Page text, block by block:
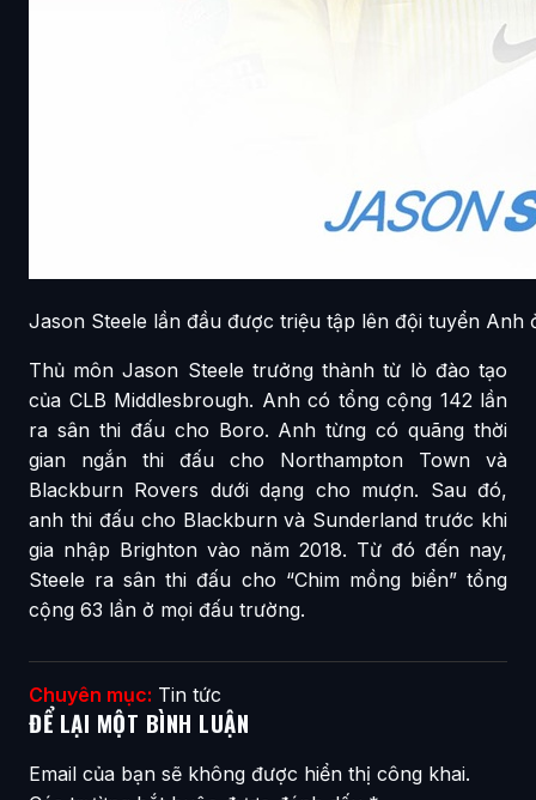
Jason Steele lần đầu được triệu tập lên đội tuyển Anh
Thủ môn Jason Steele trưởng thành từ lò đào tạo
của CLB Middlesbrough. Anh có tổng cộng 142 lần
ra sân thi đấu cho Boro. Anh từng có quãng thời
gian ngắn thi đấu cho Northampton Town và
Blackburn Rovers dưới dạng cho mượn. Sau đó,
anh thi đấu cho Blackburn và Sunderland trước khi
gia nhập Brighton vào năm 2018. Từ đó đến nay,
Steele ra sân thi đấu cho “Chim mồng biển” tổng
cộng 63 lần ở mọi đấu trường.
Chuyên mục: Tin tức
ĐỂ LẠI MỘT BÌNH LUẬN
Email của bạn sẽ không được hiển thị công khai.